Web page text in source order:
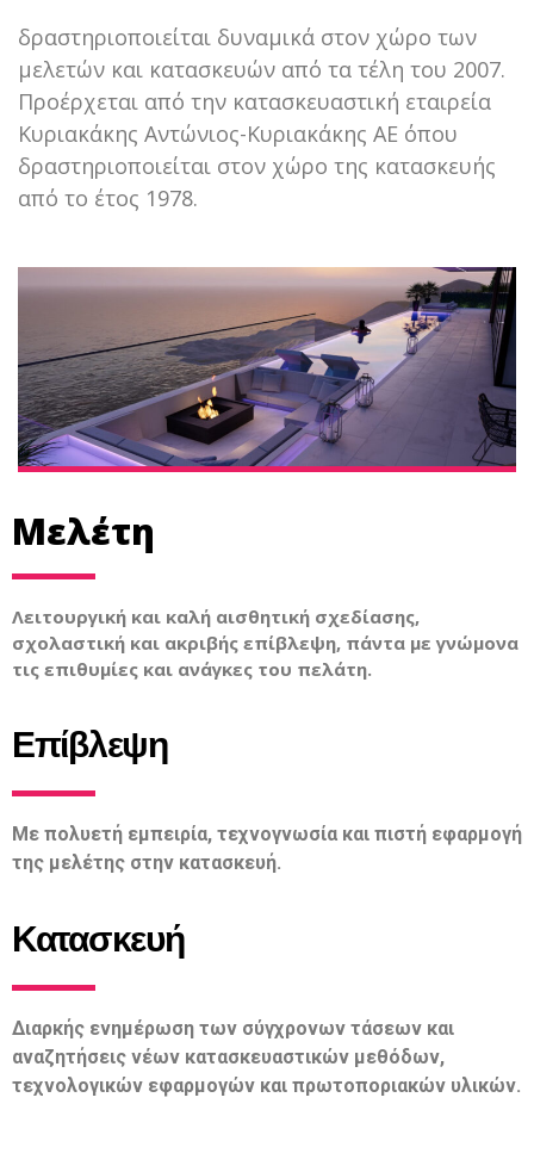
δραστηριοποιείται δυναμικά στον χώρο των
μελετών και κατασκευών από τα τέλη του 2007.
Προέρχεται από την κατασκευαστική εταιρεία
Κυριακάκης Αντώνιος-Κυριακάκης ΑΕ όπου
δραστηριοποιείται στον χώρο της κατασκευής
από το έτος 1978.
Μελέτη
Λειτουργική και καλή αισθητική σχεδίασης,
σχολαστική και ακριβής επίβλεψη, πάντα με γνώμονα
τις επιθυμίες και ανάγκες του πελάτη.
Επίβλεψη
Με πολυετή εμπειρία, τεχνογνωσία και πιστή εφαρμογή
της μελέτης στην κατασκευή.
Κατασκευή
Διαρκής ενημέρωση των σύγχρονων τάσεων και
αναζητήσεις νέων κατασκευαστικών μεθόδων,
τεχνολογικών εφαρμογών και πρωτοποριακών υλικών.